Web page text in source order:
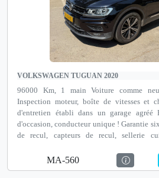
VOLKSWAGEN TUGUAN 2020
96000 Km, 1 main Voiture comme
Inspection moteur, boîte de vitesses et
d'entretien établi dans un garage
d'occasion, conducteur unique ! Garantie
de recul, capteurs de recul, sellerie
Autotest Netanya, un institut de contrôle
par le ministère des Transports, David
MA-560